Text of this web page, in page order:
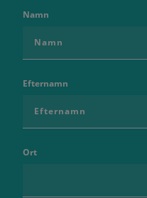
Namn
Efternamn
Ort